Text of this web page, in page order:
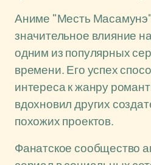
Аниме "Месть
значительное влияние
одним из популярных
времени. Его успех
интереса к жанру
вдохновил других
похожих проектов.
Фанатское сообщество